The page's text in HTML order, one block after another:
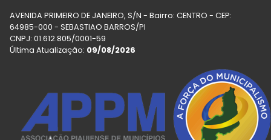
AVENIDA PRIMEIRO DE JANEIRO, S/N - Bairro: CENTRO - CEP:
64985-000 - SEBASTIAO BARROS/PI
CNPJ: 01.612.805/0001-59
Última Atualização: 09/08/2026